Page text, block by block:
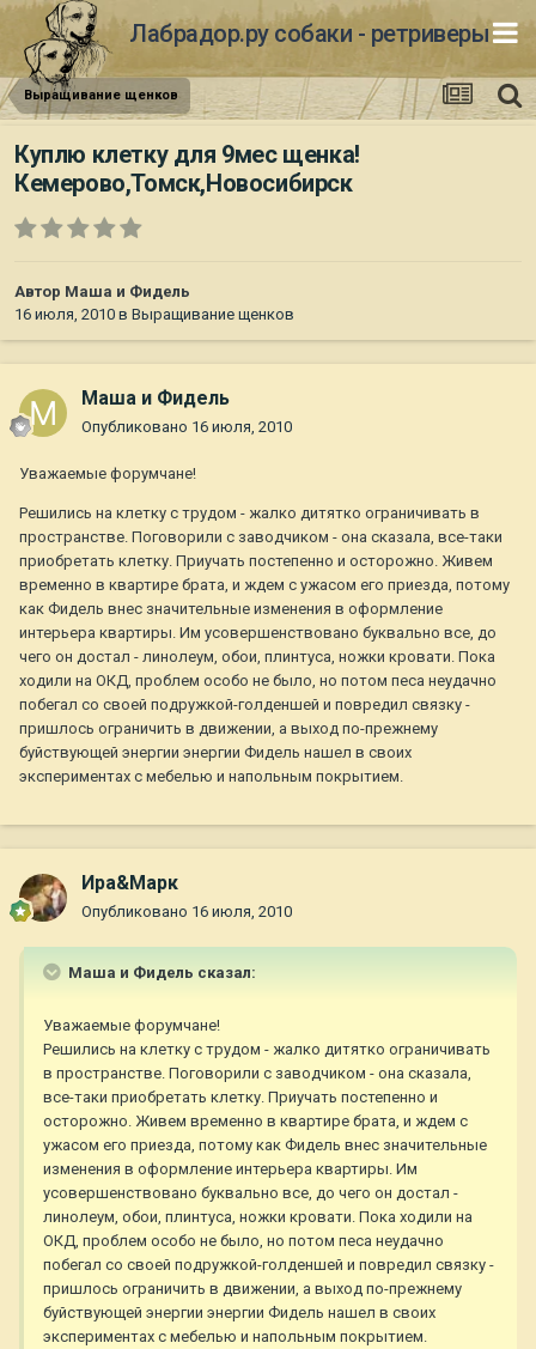
Лабрадор.ру собаки - ретриверы
Выращивание щенков
Куплю клетку для 9мес щенка!
Кемерово,Томск,Новосибирск
Автор Маша и Фидель
16 июля, 2010 в Выращивание щенков
Маша и Фидель
Опубликовано 16 июля, 2010
Уважаемые форумчане!
Решились на клетку с трудом - жалко дитятко ограничивать в
пространстве. Поговорили с заводчиком - она сказала, все-таки
приобретать клетку. Приучать постепенно и осторожно. Живем
временно в квартире брата, и ждем с ужасом его приезда, потому
как Фидель внес значительные изменения в оформление
интерьера квартиры. Им усовершенствовано буквально все, до
чего он достал - линолеум, обои, плинтуса, ножки кровати. Пока
ходили на ОКД, проблем особо не было, но потом песа неудачно
побегал со своей подружкой-голденшей и повредил связку -
пришлось ограничить в движении, а выход по-прежнему
буйствующей энергии энергии Фидель нашел в своих
экспериментах с мебелью и напольным покрытием.
Ира&Марк
Опубликовано 16 июля, 2010
Маша и Фидель сказал:
Уважаемые форумчане!
Решились на клетку с трудом - жалко дитятко ограничивать
в пространстве. Поговорили с заводчиком - она сказала,
все-таки приобретать клетку. Приучать постепенно и
осторожно. Живем временно в квартире брата, и ждем с
ужасом его приезда, потому как Фидель внес значительные
изменения в оформление интерьера квартиры. Им
усовершенствовано буквально все, до чего он достал -
линолеум, обои, плинтуса, ножки кровати. Пока ходили на
ОКД, проблем особо не было, но потом песа неудачно
побегал со своей подружкой-голденшей и повредил связку -
пришлось ограничить в движении, а выход по-прежнему
буйствующей энергии энергии Фидель нашел в своих
экспериментах с мебелью и напольным покрытием.